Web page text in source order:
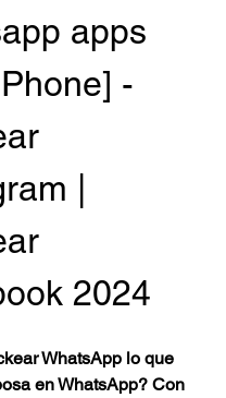
apps
-
|
2024
WhatsApp lo que
en WhatsApp? Con